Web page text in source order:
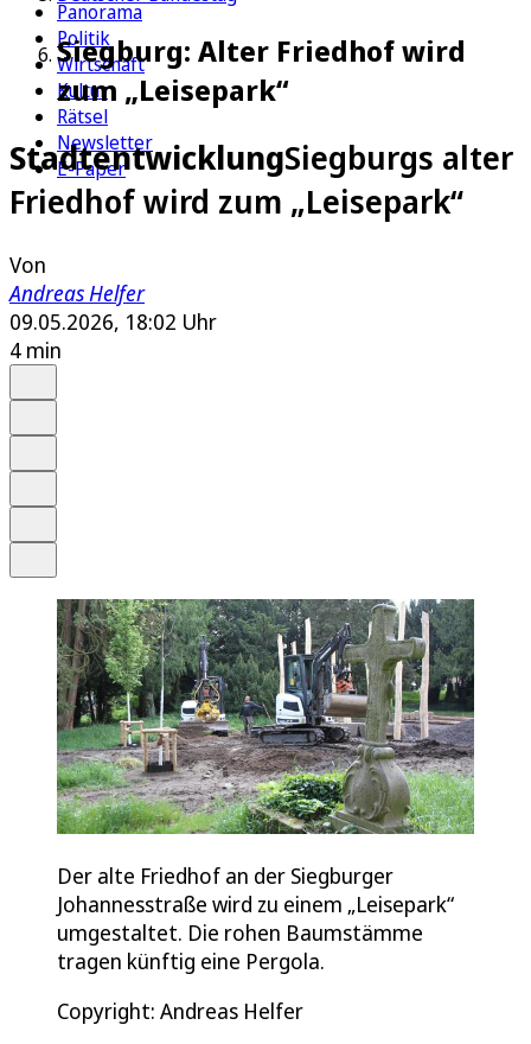
Panorama
Politik
Wirtschaft
Kultur
Rätsel
Newsletter
E-Paper
Siegburg: Alter Friedhof wird
zum „Leisepark“
StadtentwicklungSiegburgs alter
Friedhof wird zum „Leisepark“
Von
Andreas Helfer
09.05.2026, 18:02 Uhr
4 min
Der alte Friedhof an der Siegburger
Johannesstraße wird zu einem „Leisepark“
umgestaltet. Die rohen Baumstämme
tragen künftig eine Pergola.
Copyright: Andreas Helfer